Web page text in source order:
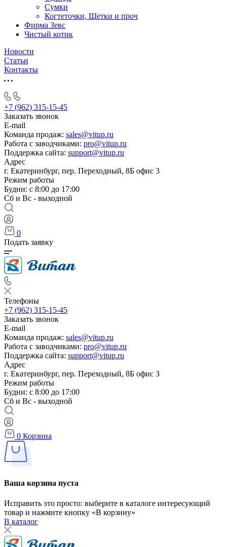
Сумки
Когтеточки, Щетки и проч
Фирма Зевс
Чистый котик
Новости
Статьи
Контакты
+7 (962) 315-15-45
Заказать звонок
E-mail
Команда продаж: sales@vitup.ru
Работа с заводчиками: pro@vitup.ru
Поддержка сайта: support@vitup.ru
Адрес
г. Екатеринбург, пер. Переходный, 8Б офис 3
Режим работы
Будни: с 8:00 до 17:00
Сб и Вс - выходной
0
Подать заявку
Телефоны
+7 (962) 315-15-45
Заказать звонок
E-mail
Команда продаж: sales@vitup.ru
Работа с заводчиками: pro@vitup.ru
Поддержка сайта: support@vitup.ru
Адрес
г. Екатеринбург, пер. Переходный, 8Б офис 3
Режим работы
Будни: с 8:00 до 17:00
Сб и Вс - выходной
0 Корзина
Ваша корзина пуста
Исправить это просто: выберите в каталоге интересующий
товар и нажмите кнопку «В корзину»
В каталог